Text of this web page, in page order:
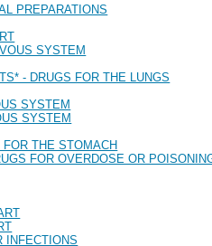
PREPARATIONS
SYSTEM
- DRUGS FOR THE LUNGS
SYSTEM
SYSTEM
THE STOMACH
FOR OVERDOSE OR
INFECTIONS